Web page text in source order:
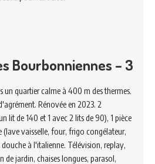
Bourbonniennes – 3
un quartier calme à 400 m des thermes.
Rénovée en 2023. 2
lit de 140 et 1 avec 2 lits de 90), 1 pièce
(lave vaisselle, four, frigo congélateur,
à l'italienne. Télévision, replay,
de jardin, chaises longues, parasol,